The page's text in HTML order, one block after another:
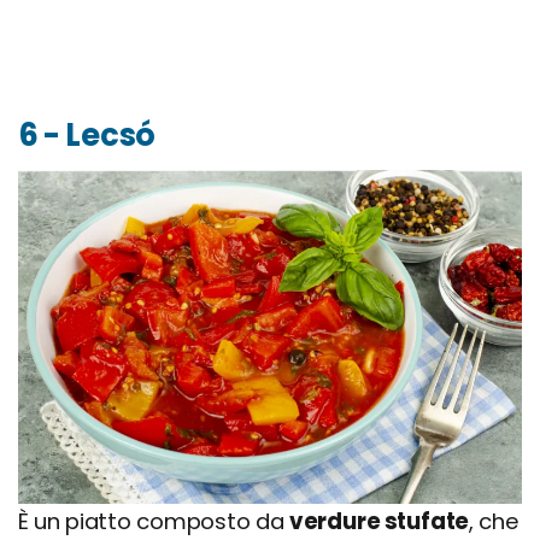
6 - Lecsó
È un piatto composto da verdure stufate, che